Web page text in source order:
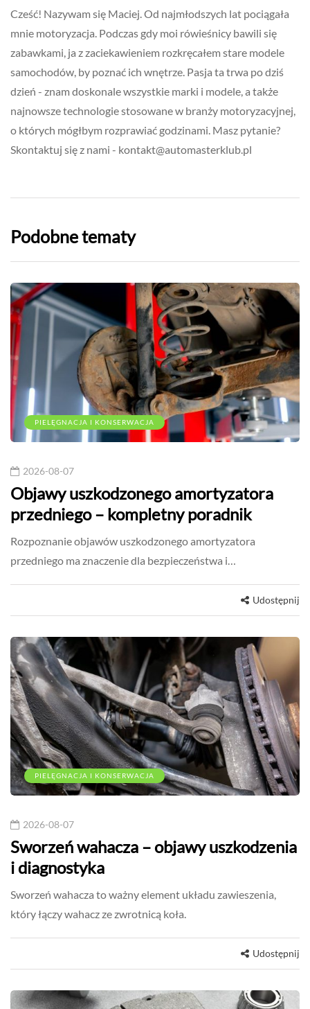
Cześć! Nazywam się Maciej. Od najmłodszych lat pociągała
mnie motoryzacja. Podczas gdy moi rówieśnicy bawili się
zabawkami, ja z zaciekawieniem rozkręcałem stare modele
samochodów, by poznać ich wnętrze. Pasja ta trwa po dziś
dzień - znam doskonale wszystkie marki i modele, a także
najnowsze technologie stosowane w branży motoryzacyjnej,
o których mógłbym rozprawiać godzinami. Masz pytanie?
Skontaktuj się z nami - kontakt@automasterklub.pl
Podobne tematy
PIELĘGNACJA I KONSERWACJA
2026-08-07
Objawy uszkodzonego amortyzatora
przedniego – kompletny poradnik
Rozpoznanie objawów uszkodzonego amortyzatora
przedniego ma znaczenie dla bezpieczeństwa i…
Udostępnij
PIELĘGNACJA I KONSERWACJA
2026-08-07
Sworzeń wahacza – objawy uszkodzenia
i diagnostyka
Sworzeń wahacza to ważny element układu zawieszenia,
który łączy wahacz ze zwrotnicą koła.
Udostępnij